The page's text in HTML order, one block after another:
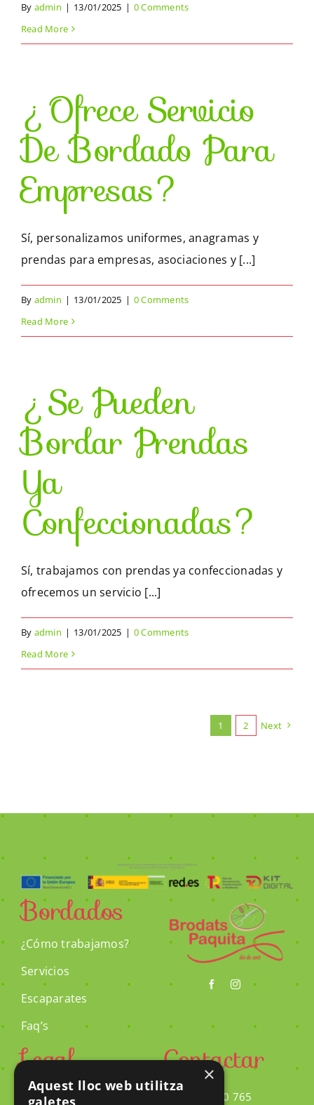
By admin | 13/01/2025 | 0 Comments
Read More
¿Ofrece Servicio
De Bordado Para
Empresas?
Sí, personalizamos uniformes, anagramas y
prendas para empresas, asociaciones y [...]
By admin | 13/01/2025 | 0 Comments
Read More
¿Se Pueden
Bordar Prendas
Ya
Confeccionadas?
Sí, trabajamos con prendas ya confeccionadas y
ofrecemos un servicio [...]
By admin | 13/01/2025 | 0 Comments
Read More
1 2 Next
Bordados
¿Cómo trabajamos?
Servicios
Escaparates
Faq’s
Legal
Aviso Legal
Contactar
973 450 765
×
Aquest lloc web utilitza
galetes